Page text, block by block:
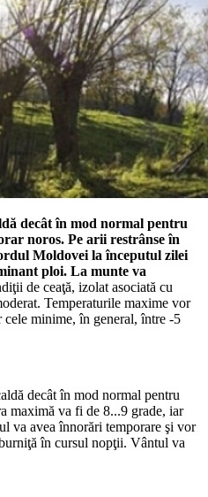
decât în mod normal pentru
noros. Pe arii restrânse în
Moldovei la începutul zilei
ploi. La munte va
de ceaţă, izolat asociată cu
Temperaturile maxime vor
minime, în general, între -5
decât în mod normal pentru
maximă va fi de 8...9 grade, iar
va avea înnorări temporare şi vor
în cursul nopţii. Vântul va